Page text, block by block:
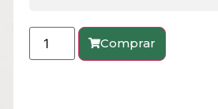
Comprar